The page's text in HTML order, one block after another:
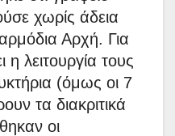
χωρίς άδεια
Αρχή. Για
λειτουργία τους
(όμως οι 7
τα διακριτικά
οι